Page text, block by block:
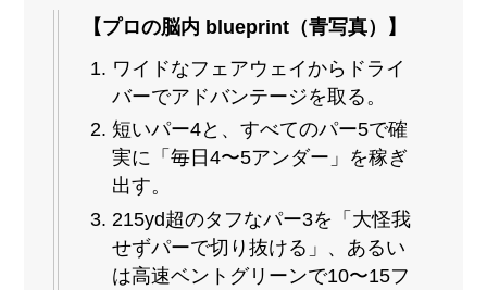
【プロの脳内 blueprint（青写真）】
ワイドなフェアウェイからドライ
バーでアドバンテージを取る。
短いパー4と、すべてのパー5で確
実に「毎日4〜5アンダー」を稼ぎ
出す。
215yd超のタフなパー3を「大怪我
せずパーで切り抜ける」、あるい
は高速ベントグリーンで10〜15フ